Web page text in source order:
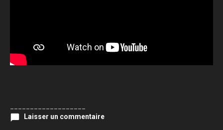
Laisser un commentaire